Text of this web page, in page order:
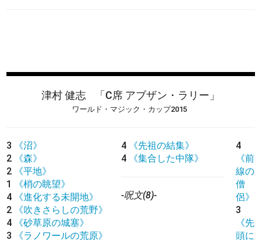
津村 健志 「C席 アブザン・ラリー」
ワールド・マジック・カップ2015
3
《沼》
2
《森》
2
《平地》
1
《梢の眺望》
4
《進化する未開地》
2
《吹きさらしの荒野》
4
《砂草原の城塞》
3
《ラノワールの荒原》
4
《先祖の結集》
4
《集合した中隊》
-呪文(8)-
4
《前
線の
僧
侶》
3
《先
頭に